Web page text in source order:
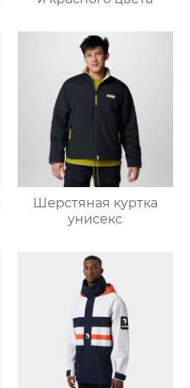
Шерстяная куртка
унисекс